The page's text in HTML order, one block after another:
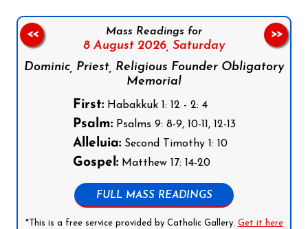
Mass Readings for
8 August 2026, Saturday
Dominic, Priest, Religious Founder Obligatory
Memorial
First:Habakkuk 1: 12 - 2: 4
Psalm:Psalms 9: 8-9, 10-11, 12-13
Alleluia:Second Timothy 1: 10
Gospel:Matthew 17: 14-20
FULL MASS READINGS
*This is a free service provided by Catholic Gallery. Get it here
<< >>